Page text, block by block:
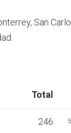
San
Total
246